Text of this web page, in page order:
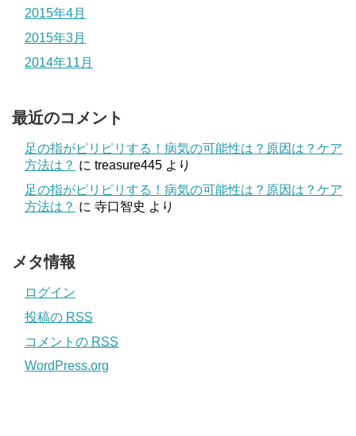
2015年4月
2015年3月
2014年11月
最近のコメント
足の指がピリピリする！病気の可能性は？原因は？ケア
方法は？ に treasure445 より
足の指がピリピリする！病気の可能性は？原因は？ケア
方法は？ に 寺口智史 より
メタ情報
ログイン
投稿の RSS
コメントの RSS
WordPress.org